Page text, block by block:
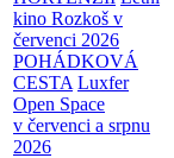
kino Rozkoš v
červenci 2026
POHÁDKOVÁ
CESTA Luxfer
Open Space
v červenci a srpnu
2026